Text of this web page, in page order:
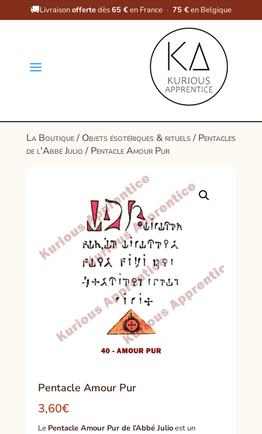
🚚Livraisonoffertedès65 €en France · 75 €en Belgique
a
La Boutique/ Objets ésotériques & rituels/ Pentacles
de l'Abbé Julio/ Pentacle Amour Pur
Pentacle Amour Pur
3,60€
Le Pentacle Amour Pur de l’Abbé Julioest un